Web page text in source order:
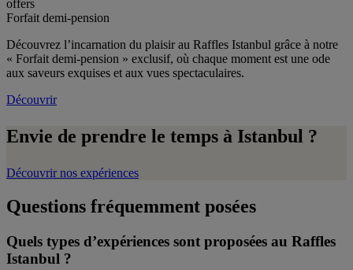
offers
Forfait demi-pension
Découvrez l’incarnation du plaisir au Raffles Istanbul grâce à notre
« Forfait demi-pension » exclusif, où chaque moment est une ode
aux saveurs exquises et aux vues spectaculaires.
Découvrir
Envie de prendre le temps à Istanbul ?
Découvrir nos expériences
Questions fréquemment posées
Quels types d’expériences sont proposées au Raffles
Istanbul ?